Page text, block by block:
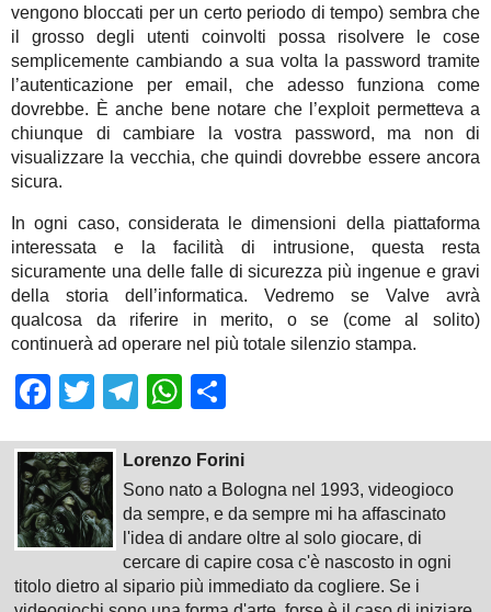
vengono bloccati per un certo periodo di tempo) sembra che
il grosso degli utenti coinvolti possa risolvere le cose
semplicemente cambiando a sua volta la password tramite
l’autenticazione per email, che adesso funziona come
dovrebbe. È anche bene notare che l’exploit permetteva a
chiunque di cambiare la vostra password, ma non di
visualizzare la vecchia, che quindi dovrebbe essere ancora
sicura.
In ogni caso, considerata le dimensioni della piattaforma
interessata e la facilità di intrusione, questa resta
sicuramente una delle falle di sicurezza più ingenue e gravi
della storia dell’informatica. Vedremo se Valve avrà
qualcosa da riferire in merito, o se (come al solito)
continuerà ad operare nel più totale silenzio stampa.
Facebook
TwitterTelegram
WhatsApp
Lorenzo Forini
Sono nato a Bologna nel 1993, videogioco
da sempre, e da sempre mi ha affascinato
l'idea di andare oltre al solo giocare, di
cercare di capire cosa c'è nascosto in ogni
titolo dietro al sipario più immediato da cogliere. Se i